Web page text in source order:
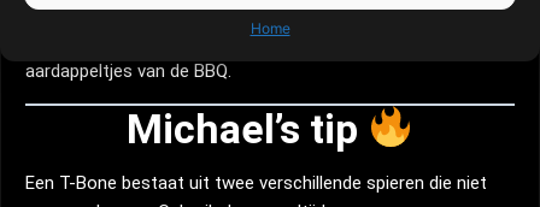
Home
vlak voor het serveren met grof zeezout. Heerlijk met
chimichurri, kruidenboter, gegrilde groenten of krokante
aardappeltjes van de BBQ.
Michael’s tip
Een T-Bone bestaat uit twee verschillende spieren die niet